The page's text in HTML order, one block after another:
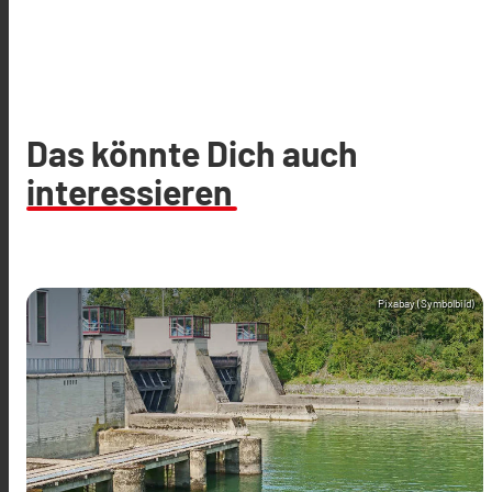
Das könnte Dich auch
interessieren
Pixabay (Symbolbild)